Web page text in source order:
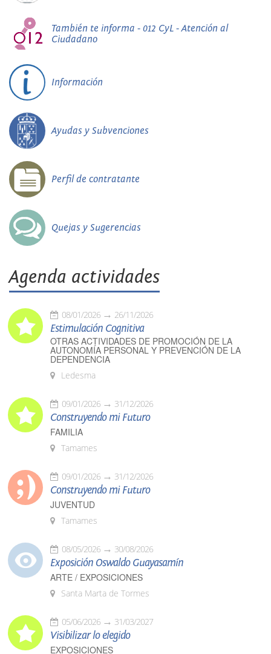
También te informa - 012 CyL - Atención al
Ciudadano
Información
Ayudas y Subvenciones
Perfil de contratante
Quejas y Sugerencias
Agenda actividades
08/01/2026 26/11/2026
Estimulación Cognitiva
OTRAS ACTIVIDADES DE PROMOCIÓN DE LA
AUTONOMÍA PERSONAL Y PREVENCIÓN DE LA
DEPENDENCIA
Ledesma
09/01/2026 31/12/2026
Construyendo mi Futuro
FAMILIA
Tamames
09/01/2026 31/12/2026
Construyendo mi Futuro
JUVENTUD
Tamames
08/05/2026 30/08/2026
Exposición Oswaldo Guayasamín
ARTE / EXPOSICIONES
Santa Marta de Tormes
05/06/2026 31/03/2027
Visibilizar lo elegido
EXPOSICIONES